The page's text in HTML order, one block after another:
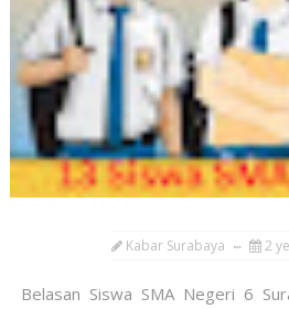
Kabar Surabaya 2
Belasan Siswa SMA Negeri 6